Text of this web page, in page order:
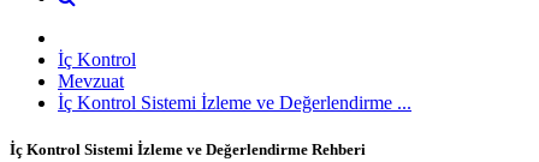
İç Kontrol
Mevzuat
İç Kontrol Sistemi İzleme ve Değerlendirme ...
İç Kontrol Sistemi İzleme ve Değerlendirme Rehberi